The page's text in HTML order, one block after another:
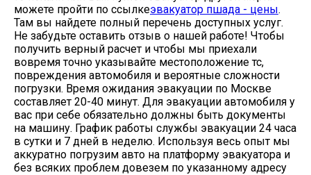
можете пройти по ссылкеэвакуатор пшада - цены.
Там вы найдете полный перечень доступных услуг.
Не забудьте оставить отзыв о нашей работе! Чтобы
получить верный расчет и чтобы мы приехали
вовремя точно указывайте местоположение тс,
повреждения автомобиля и вероятные сложности
погрузки. Время ожидания эвакуации по Москве
составляет 20-40 минут. Для эвакуации автомобиля у
вас при себе обязательно должны быть документы
на машину. График работы службы эвакуации 24 часа
в сутки и 7 дней в неделю. Используя весь опыт мы
аккуратно погрузим авто на платформу эвакуатора и
без всяких проблем довезем по указанному адресу